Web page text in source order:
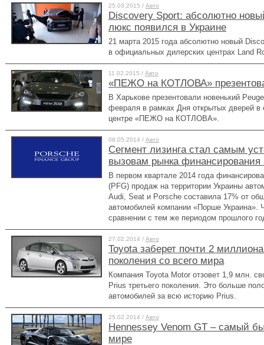
25.03.2015 / Авто
Discovery Sport: абсолютно
люкс появился в Украине
21 марта 2015 года абсолютно новый
в официальных дилерских центрах Land
11.02.2015 / Авто
«ПЕЖО на КОТЛОВА»
В Харькове презентовали новенький
февраля в рамках Дня открытых дверей
центре «ПЕЖО на КОТЛОВА».
08.05.2014 / Авто
Сегмент лизинга стал самым
вызовам рынка
В первом квартале 2014 года
(PFG) продаж на территории Украины
Audi, Seat и Porsche составила 17% от
автомобилей компании «Порше Украина».
сравнении с тем же периодом прошлого
27.02.2014 / Авто
Toyota заберет почти 2
поколения со всего мира
Компания Toyota Motor отзовет 1,9 млн.
Prius третьего поколения. Это больше
автомобилей за всю историю Prius.
25.02.2014 / Авто
Hennessey Venom GT – самый
мире